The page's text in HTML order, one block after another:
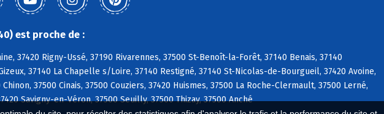
est proche de :
37420 Rigny-Ussé, 37190 Rivarennes, 37500 St-Benoît-la-Forêt, 37140 Benais, 37140
37140 La Chapelle s/Loire, 37140 Restigné, 37140 St-Nicolas-de-Bourgueil, 37420 Avoine,
37500 Cinais, 37500 Couziers, 37420 Huismes, 37500 La Roche-Clermault, 37500 Lerné,
Savigny-en-Véron, 37500 Seuilly, 37500 Thizay, 37500 Anché